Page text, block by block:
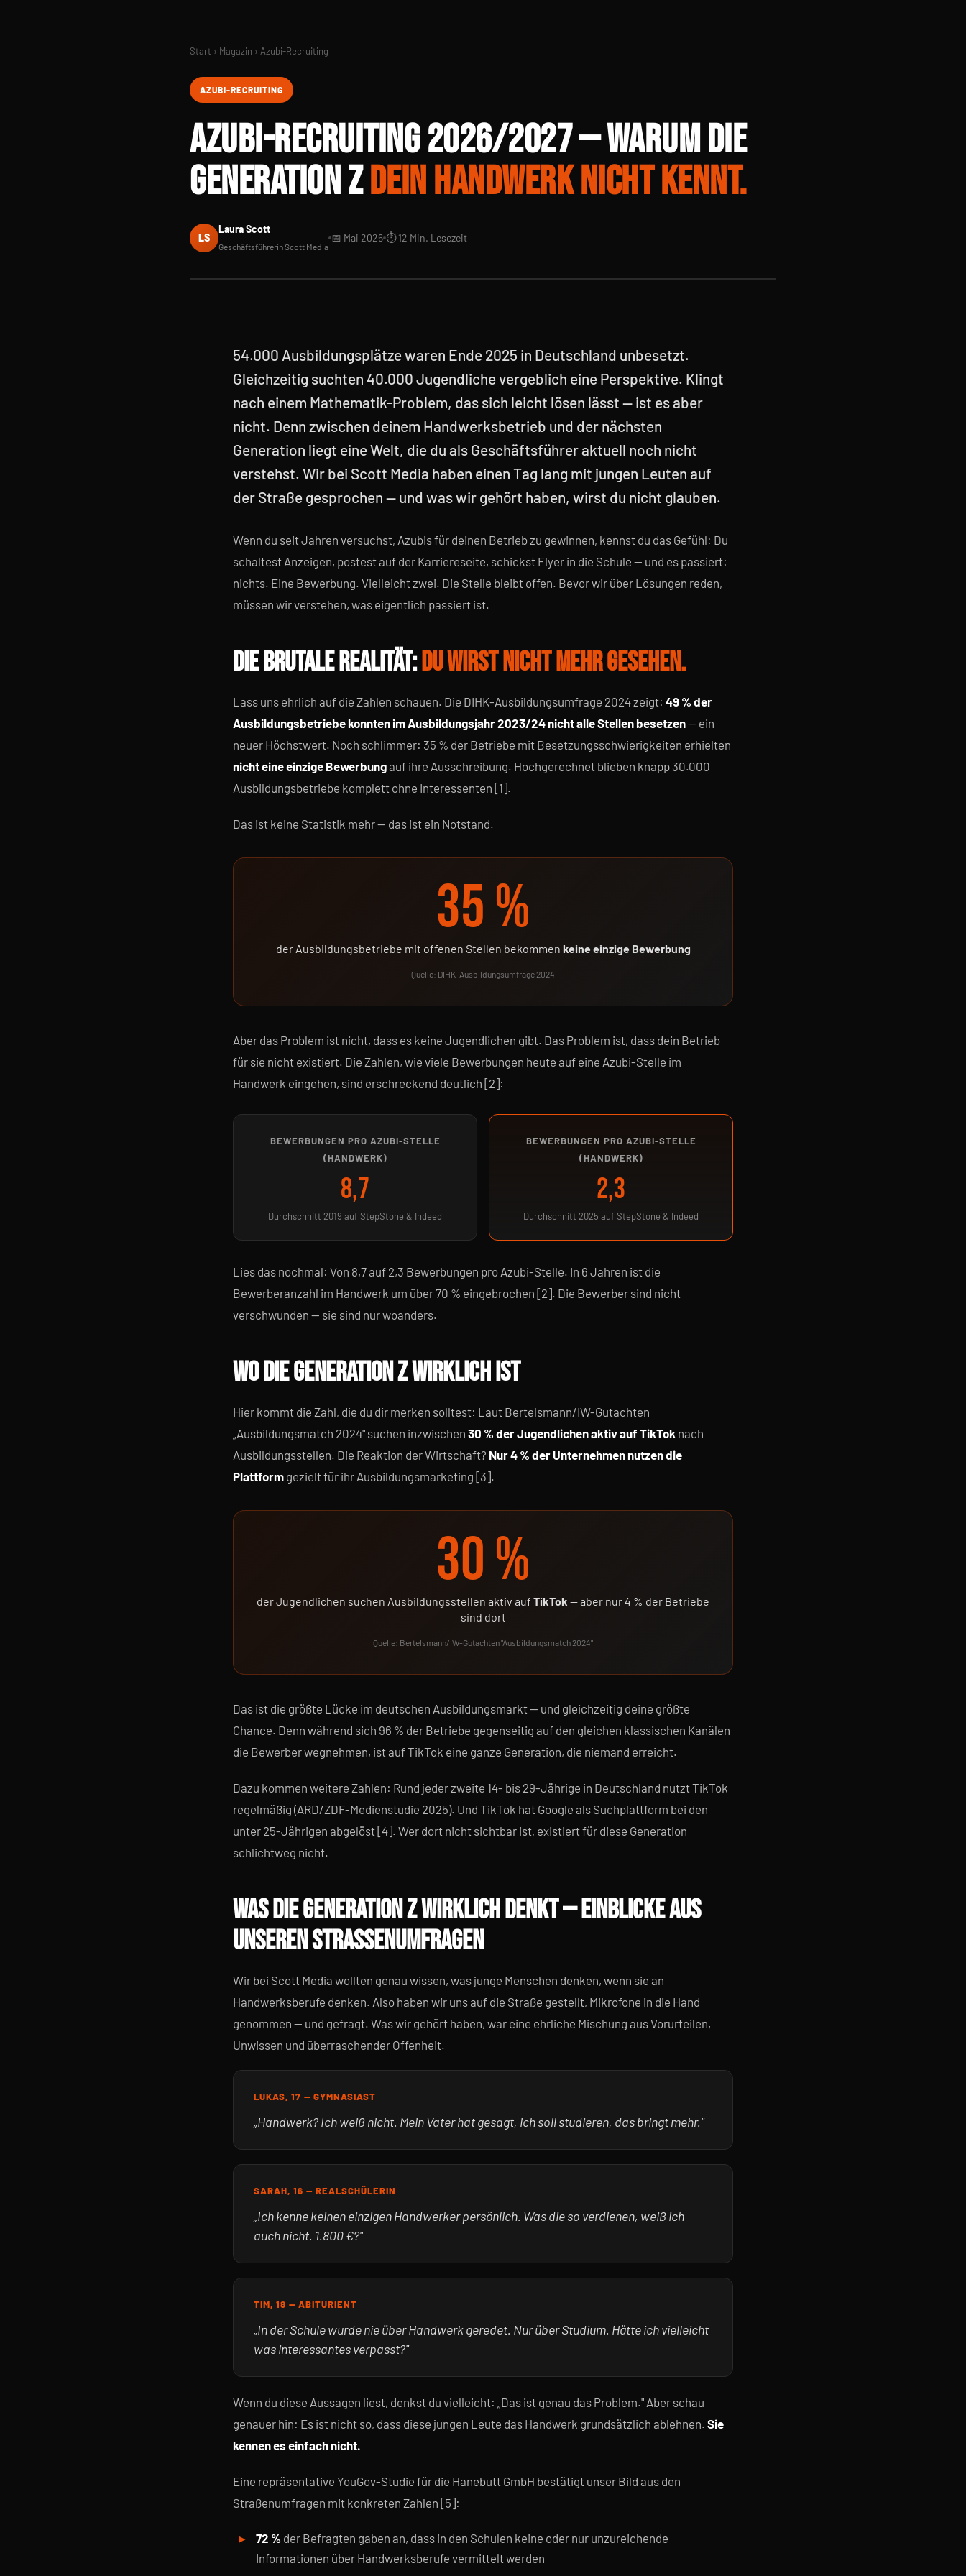
Start › Magazin › Azubi-Recruiting
AZUBI-RECRUITING
AZUBI-RECRUITING 2026/2027 — WARUM DIE
GENERATION ZDEIN HANDWERK NICHT KENNT.
LS
Laura Scott
Geschäftsführerin Scott Media
📅 Mai 2026 ⏱ 12 Min. Lesezeit
54.000 Ausbildungsplätze waren Ende 2025 in Deutschland unbesetzt.
Gleichzeitig suchten 40.000 Jugendliche vergeblich eine Perspektive. Klingt
nach einem Mathematik-Problem, das sich leicht lösen lässt — ist es aber
nicht. Denn zwischen deinem Handwerksbetrieb und der nächsten
Generation liegt eine Welt, die du als Geschäftsführer aktuell noch nicht
verstehst. Wir bei Scott Media haben einen Tag lang mit jungen Leuten auf
der Straße gesprochen — und was wir gehört haben, wirst du nicht glauben.
Wenn du seit Jahren versuchst, Azubis für deinen Betrieb zu gewinnen, kennst du das Gefühl: Du
schaltest Anzeigen, postest auf der Karriereseite, schickst Flyer in die Schule — und es passiert:
nichts. Eine Bewerbung. Vielleicht zwei. Die Stelle bleibt offen. Bevor wir über Lösungen reden,
müssen wir verstehen, was eigentlich passiert ist.
DIE BRUTALE REALITÄT:DU WIRST NICHT MEHR GESEHEN.
Lass uns ehrlich auf die Zahlen schauen. Die DIHK-Ausbildungsumfrage 2024 zeigt: 49 % der
Ausbildungsbetriebe konnten im Ausbildungsjahr 2023/24 nicht alle Stellen besetzen— ein
neuer Höchstwert. Noch schlimmer: 35 % der Betriebe mit Besetzungsschwierigkeiten erhielten
nicht eine einzige Bewerbungauf ihre Ausschreibung. Hochgerechnet blieben knapp 30.000
Ausbildungsbetriebe komplett ohne Interessenten [1].
Das ist keine Statistik mehr — das ist ein Notstand.
35 %
der Ausbildungsbetriebe mit offenen Stellen bekommen keine einzige Bewerbung
Quelle: DIHK-Ausbildungsumfrage 2024
Aber das Problem ist nicht, dass es keine Jugendlichen gibt. Das Problem ist, dass dein Betrieb
für sie nicht existiert. Die Zahlen, wie viele Bewerbungen heute auf eine Azubi-Stelle im
Handwerk eingehen, sind erschreckend deutlich [2]:
BEWERBUNGEN PRO AZUBI-STELLE
(HANDWERK)
8,7
Durchschnitt 2019 auf StepStone & Indeed
BEWERBUNGEN PRO AZUBI-STELLE
(HANDWERK)
2,3
Durchschnitt 2025 auf StepStone & Indeed
Lies das nochmal: Von 8,7 auf 2,3 Bewerbungen pro Azubi-Stelle. In 6 Jahren ist die
Bewerberanzahl im Handwerk um über 70 % eingebrochen [2]. Die Bewerber sind nicht
verschwunden — sie sind nur woanders.
WO DIE GENERATION Z WIRKLICH IST
Hier kommt die Zahl, die du dir merken solltest: Laut Bertelsmann/IW-Gutachten
„Ausbildungsmatch 2024" suchen inzwischen 30 % der Jugendlichen aktiv auf TikTok nach
Ausbildungsstellen. Die Reaktion der Wirtschaft? Nur 4 % der Unternehmen nutzen die
Plattform gezielt für ihr Ausbildungsmarketing [3].
30 %
der Jugendlichen suchen Ausbildungsstellen aktiv auf TikTok — aber nur 4 % der Betriebe
sind dort
Quelle: Bertelsmann/IW-Gutachten "Ausbildungsmatch 2024"
Das ist die größte Lücke im deutschen Ausbildungsmarkt — und gleichzeitig deine größte
Chance. Denn während sich 96 % der Betriebe gegenseitig auf den gleichen klassischen Kanälen
die Bewerber wegnehmen, ist auf TikTok eine ganze Generation, die niemand erreicht.
Dazu kommen weitere Zahlen: Rund jeder zweite 14- bis 29-Jährige in Deutschland nutzt TikTok
regelmäßig (ARD/ZDF-Medienstudie 2025). Und TikTok hat Google als Suchplattform bei den
unter 25-Jährigen abgelöst [4]. Wer dort nicht sichtbar ist, existiert für diese Generation
schlichtweg nicht.
WAS DIE GENERATION Z WIRKLICH DENKT — EINBLICKE AUS
UNSEREN STRASSENUMFRAGEN
Wir bei Scott Media wollten genau wissen, was junge Menschen denken, wenn sie an
Handwerksberufe denken. Also haben wir uns auf die Straße gestellt, Mikrofone in die Hand
genommen — und gefragt. Was wir gehört haben, war eine ehrliche Mischung aus Vorurteilen,
Unwissen und überraschender Offenheit.
LUKAS, 17 — GYMNASIAST
„Handwerk? Ich weiß nicht. Mein Vater hat gesagt, ich soll studieren, das bringt mehr."
SARAH, 16 — REALSCHÜLERIN
„Ich kenne keinen einzigen Handwerker persönlich. Was die so verdienen, weiß ich
auch nicht. 1.800 €?"
TIM, 18 — ABITURIENT
„In der Schule wurde nie über Handwerk geredet. Nur über Studium. Hätte ich vielleicht
was interessantes verpasst?"
Wenn du diese Aussagen liest, denkst du vielleicht: „Das ist genau das Problem." Aber schau
genauer hin: Es ist nicht so, dass diese jungen Leute das Handwerk grundsätzlich ablehnen. Sie
kennen es einfach nicht.
Eine repräsentative YouGov-Studie für die Hanebutt GmbH bestätigt unser Bild aus den
Straßenumfragen mit konkreten Zahlen [5]:
72 % der Befragten gaben an, dass in den Schulen keine oder nur unzureichende
Informationen über Handwerksberufe vermittelt werden